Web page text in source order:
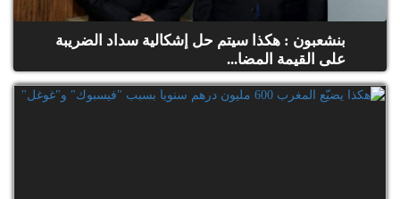
بنشعبون : هكذا سيتم حل إشكالية سداد الضريبة
على القيمة المضا...